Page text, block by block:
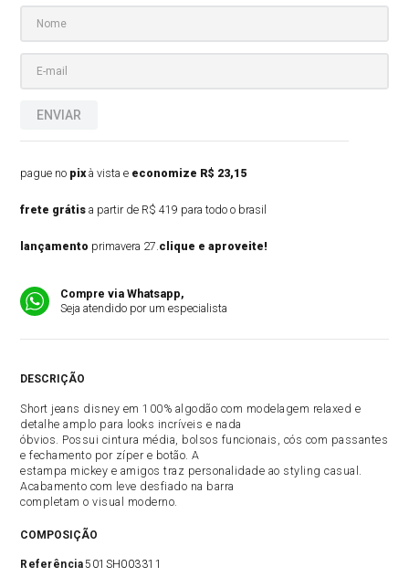
ENVIAR
pague no pixà vista e economize R$ 23,15
frete grátis a partir de R$ 419 para todo o brasil
lançamento primavera 27.clique e aproveite!
Compre via Whatsapp,
Seja atendido por um especialista
DESCRIÇÃO
Short jeans disney em 100% algodão com modelagem relaxed e
detalhe amplo para looks incríveis e nada
óbvios. Possui cintura média, bolsos funcionais, cós com passantes
e fechamento por zíper e botão. A
estampa mickey e amigos traz personalidade ao styling casual.
Acabamento com leve desfiado na barra
completam o visual moderno.
COMPOSIÇÃO
Referência501SH003311